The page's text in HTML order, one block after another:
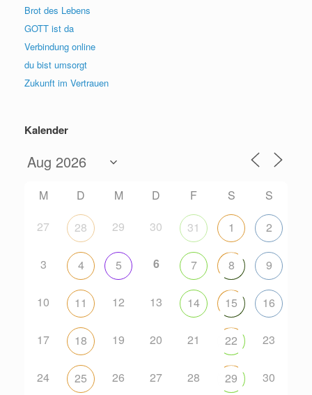
Brot des Lebens
GOTT ist da
Verbindung online
du bist umsorgt
Zukunft im Vertrauen
Kalender
M D M D F S
S
27
28 29 30 31 1 2
3 4 5 6 7 8 9
10 11 12 13 14 15 16
17 18 19 20 21 22 23
24 25 26 27 28 29 30